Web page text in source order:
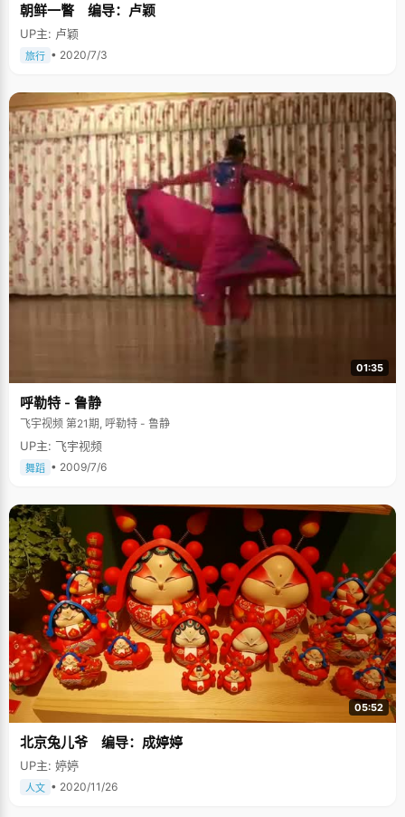
朝鲜一瞥 编导：卢颖
UP主: 卢颖
旅行 • 2020/7/3
01:35
呼勒特 - 鲁静
飞宇视频 第21期, 呼勒特 - 鲁静
UP主: 飞宇视频
舞蹈 • 2009/7/6
05:52
北京兔儿爷 编导：成婷婷
UP主: 婷婷
人文 • 2020/11/26